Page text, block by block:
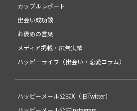
カップルレポート
出会い成功談
お褒めの言葉
メディア掲載・広告実績
ハッピーライフ（出会い・恋愛コラム）
ハッピーメール公式X（旧Twitter）